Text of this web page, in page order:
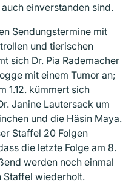
einverstanden sind.
Sendungs­termine mit
und tierischen
sich Dr. Pia Rademacher
mit einem Tumor an;
1.12. kümmert sich
Janine Lautersack um
und die Häsin Maya.
Staffel 20 Folgen
die letzte Folge am 8.
werden noch einmal
Staffel wiederholt.